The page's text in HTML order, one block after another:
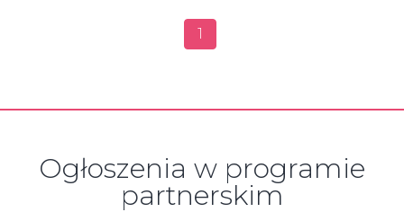
1
Ogłoszenia w programie
partnerskim